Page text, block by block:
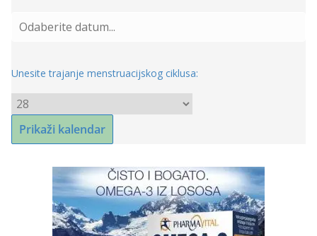
Unesite trajanje menstruacijskog ciklusa: